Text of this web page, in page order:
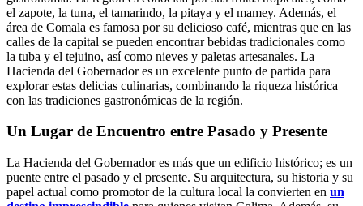
el zapote, la tuna, el tamarindo, la pitaya y el mamey. Además, el
área de Comala es famosa por su delicioso café, mientras que en las
calles de la capital se pueden encontrar bebidas tradicionales como
la tuba y el tejuino, así como nieves y paletas artesanales. La
Hacienda del Gobernador es un excelente punto de partida para
explorar estas delicias culinarias, combinando la riqueza histórica
con las tradiciones gastronómicas de la región.
Un Lugar de Encuentro entre Pasado y Presente
La Hacienda del Gobernador es más que un edificio histórico; es un
puente entre el pasado y el presente. Su arquitectura, su historia y su
papel actual como promotor de la cultura local la convierten en un